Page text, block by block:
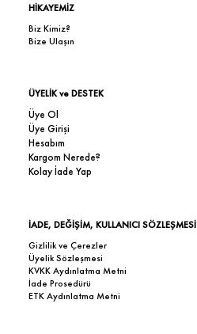
HİKAYEMİZ
Biz Kimiz?
Bize Ulaşın
ÜYELİK ve DESTEK
Üye Ol
Üye Girişi
Hesabım
Kargom Nerede?
Kolay İade Yap
İADE, DEĞİŞİM, KULLANICI SÖZLEŞMESİ
Gizlilik ve Çerezler
Üyelik Sözleşmesi
KVKK Aydınlatma Metni
İade Prosedürü
ETK Aydınlatma Metni